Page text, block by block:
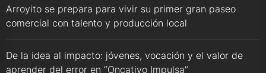
Arroyito se prepara para vivir su primer gran paseo
comercial con talento y producción local
De la idea al impacto: jóvenes, vocación y el valor de
aprender del error en “Oncativo Impulsa”